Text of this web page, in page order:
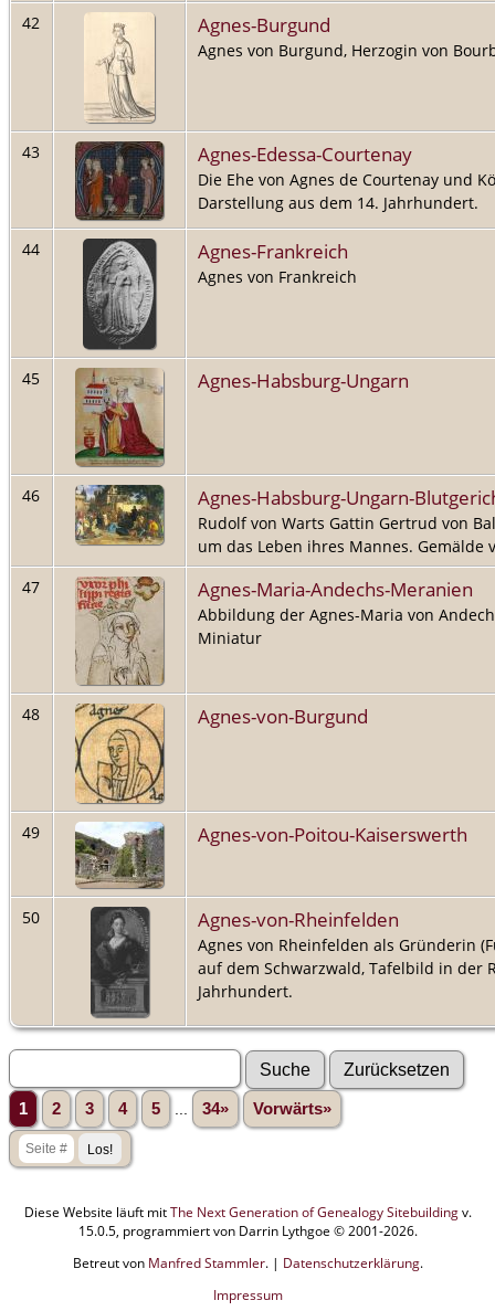
42 Agnes-Burgund
Agnes von Burgund, Herzogin von
43 Agnes-Edessa-Courtenay
Die Ehe von Agnes de Courtenay und
Darstellung aus dem 14. Jahrhundert.
44 Agnes-Frankreich
Agnes von Frankreich
45 Agnes-Habsburg-Ungarn
46 Agnes-Habsburg-Ungarn-
Rudolf von Warts Gattin Gertrud von
um das Leben ihres Mannes. Gemälde
47
Agnes-Maria-Andechs-Meranien
Abbildung der Agnes-Maria von
Miniatur
48 Agnes-von-Burgund
49 Agnes-von-Poitou-Kaiserswerth
50 Agnes-von-Rheinfelden
Agnes von Rheinfelden als Gründerin
auf dem Schwarzwald, Tafelbild in der
Jahrhundert.
1 2 3 4 5 34» Vorwärts»
Diese Website läuft mitThe Next Generation of Genealogy Sitebuildingv.
15.0.5, programmiert von Darrin Lythgoe © 2001-2026.
Betreut von Manfred Stammler. | Datenschutzerklärung.
Impressum